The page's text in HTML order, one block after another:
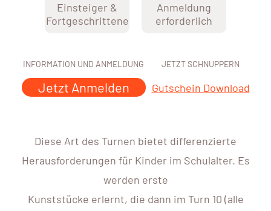
Einsteiger &
Fortgeschrittene
Anmeldung
erforderlich
INFORMATION UND ANMELDUNG
Jetzt Anmelden
JETZT SCHNUPPERN
Gutschein Download
Diese Art des Turnen bietet differenzierte
Herausforderungen für Kinder im Schulalter. Es
werden erste
Kunststücke erlernt, die dann im Turn 10 (alle